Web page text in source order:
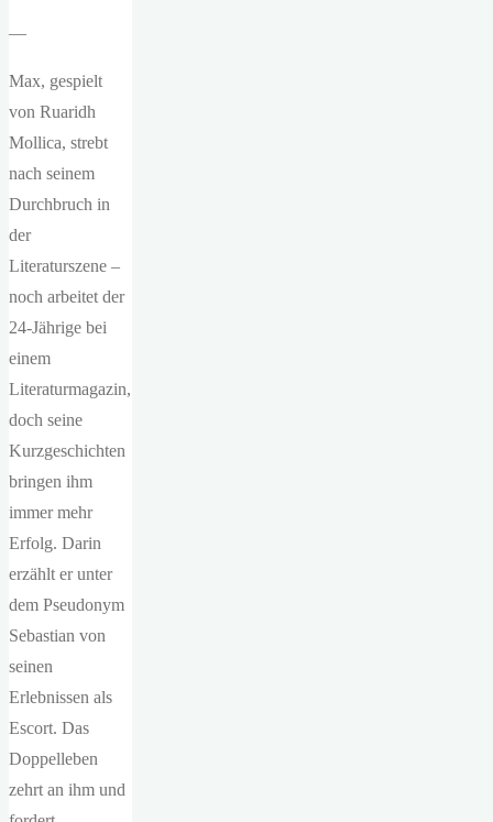
—
Max, gespielt
von Ruaridh
Mollica, strebt
nach seinem
Durchbruch in
der
Literaturszene –
noch arbeitet der
24-Jährige bei
einem
Literaturmagazin,
doch seine
Kurzgeschichten
bringen ihm
immer mehr
Erfolg. Darin
erzählt er unter
dem Pseudonym
Sebastian von
seinen
Erlebnissen als
Escort. Das
Doppelleben
zehrt an ihm und